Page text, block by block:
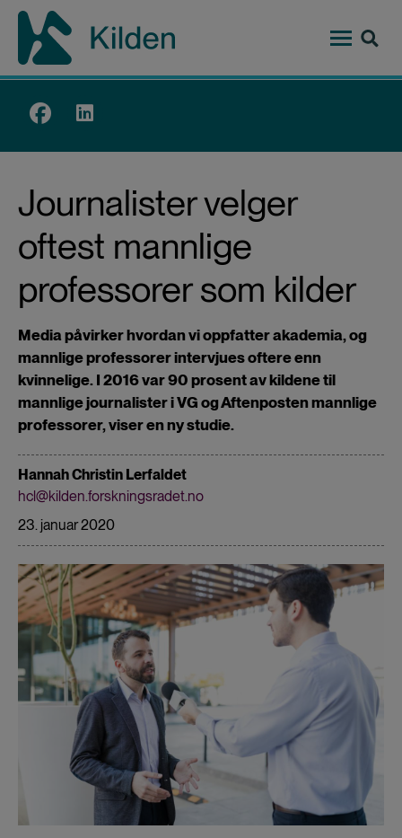
Hopp
hovedinnhold
Top
Journalister velger
oftest mannlige
professorer som kilder
Media påvirker hvordan vi oppfatter akademia, og
mannlige professorer intervjues oftere enn
kvinnelige. I 2016 var 90 prosent av kildene til
mannlige journalister i VG og Aftenposten mannlige
professorer, viser en ny studie.
Hannah Christin Lerfaldet
hcl@kilden.forskningsradet.no
23. januar 2020